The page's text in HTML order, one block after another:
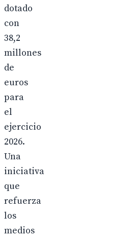
dotado
con
38,2
millones
de
euros
para
el
ejercicio
2026.
Una
iniciativa
que
refuerza
los
medios